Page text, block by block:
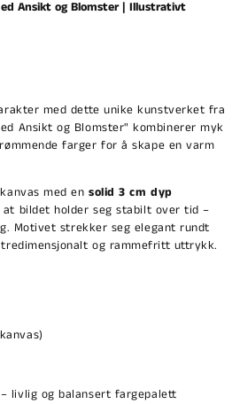
Ansikt og Blomster | Illustrativt
med dette unike kunstverket fra
Ansikt og Blomster" kombinerer myk
farger for å skape en varm
med ensolid 3 cm dyp
at bildet holder seg stabilt over tid –
Motivet strekker seg elegant rundt
og rammefritt uttrykk.
livlig og balansert fargepalett